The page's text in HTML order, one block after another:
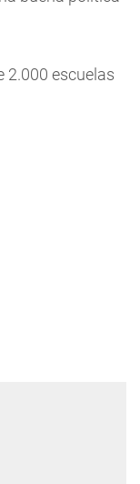
2.000 escuelas